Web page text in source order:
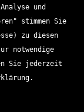
und
stimmen Sie
zu diesen
notwendige
Sie jederzeit